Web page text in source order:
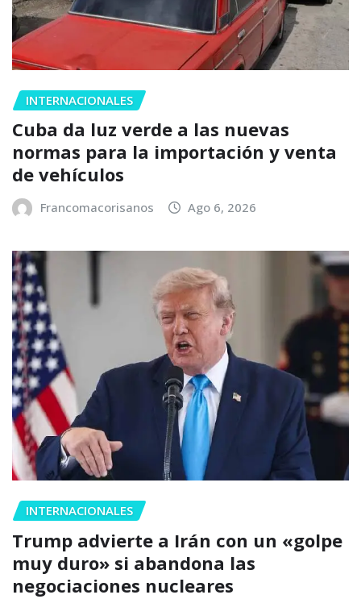
INTERNACIONALES
Cuba da luz verde a las nuevas
normas para la importación y venta
de vehículos
Francomacorisanos Ago 6, 2026
INTERNACIONALES
Trump advierte a Irán con un «golpe
muy duro» si abandona las
negociaciones nucleares